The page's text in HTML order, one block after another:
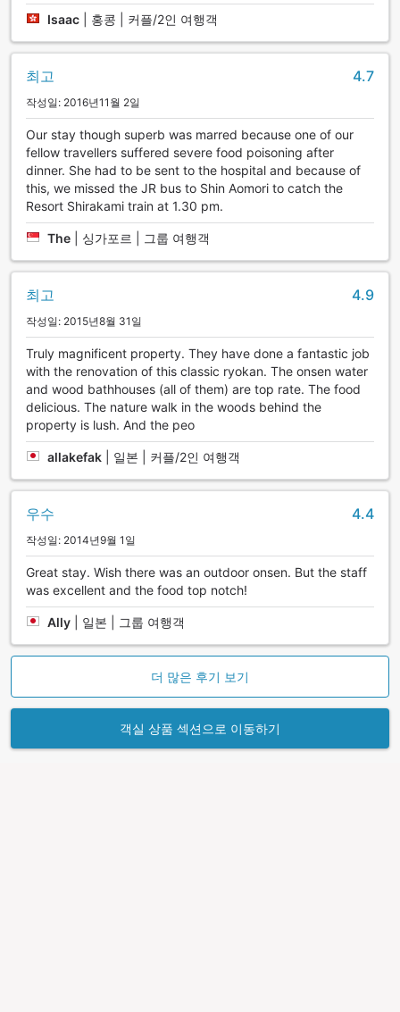
Isaac 홍콩 | 커플/2인 여행객
최고 4.7
작성일: 2016년11월 2일
Our stay though superb was marred because one of our
fellow travellers suffered severe food poisoning after
dinner. She had to be sent to the hospital and because of
this, we missed the JR bus to Shin Aomori to catch the
Resort Shirakami train at 1.30 pm.
The 싱가포르 | 그룹 여행객
최고 4.9
작성일: 2015년8월 31일
Truly magnificent property. They have done a fantastic job
with the renovation of this classic ryokan. The onsen water
and wood bathhouses (all of them) are top rate. The food
delicious. The nature walk in the woods behind the
property is lush. And the peo
allakefak 일본 | 커플/2인 여행객
우수 4.4
작성일: 2014년9월 1일
Great stay. Wish there was an outdoor onsen. But the staff
was excellent and the food top notch!
Ally 일본 | 그룹 여행객
더 많은 후기 보기
객실 상품 섹션으로 이동하기